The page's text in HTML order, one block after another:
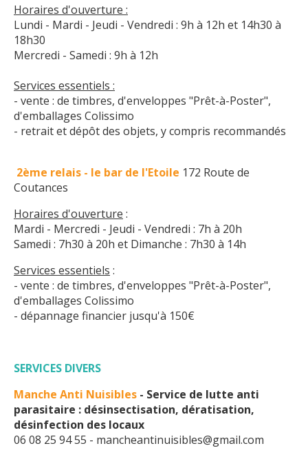
Horaires d'ouverture :
Lundi - Mardi - Jeudi - Vendredi : 9h à 12h et 14h30 à
18h30
Mercredi - Samedi : 9h à 12h
Services essentiels :
- vente : de timbres, d'enveloppes "Prêt-à-Poster",
d'emballages Colissimo
- retrait et dépôt des objets, y compris recommandés
2ème relais - le bar de l'Etoile 172 Route de
Coutances
Horaires d'ouverture :
Mardi - Mercredi - Jeudi - Vendredi : 7h à 20h
Samedi : 7h30 à 20h et Dimanche : 7h30 à 14h
Services essentiels :
- vente : de timbres, d'enveloppes "Prêt-à-Poster",
d'emballages Colissimo
- dépannage financier jusqu'à 150€
SERVICES DIVERS
Manche Anti Nuisibles - Service de lutte anti
parasitaire : désinsectisation, dératisation,
désinfection des locaux
06 08 25 94 55 - mancheantinuisibles@gmail.com